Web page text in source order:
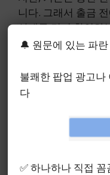
니다. 그래서 출금
상태를 먼저 확인하
니다.
🔔 원문에 있는 파
불쾌한 팝업 광고
다
✅ 하나하나 직접